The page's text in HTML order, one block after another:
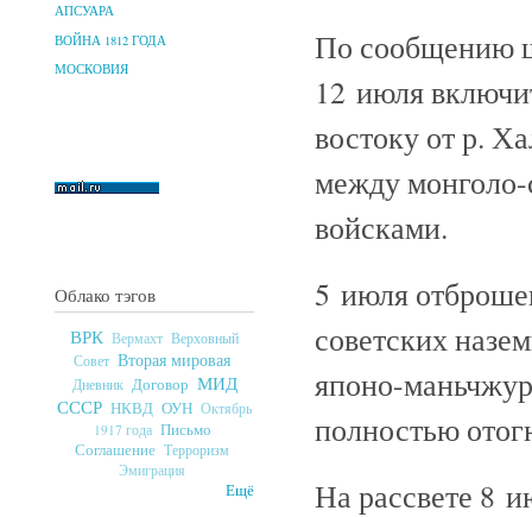
АПСУАРА
ВОЙНА 1812 ГОДА
МОСКОВИЯ
Облако тэгов
ВРК Вермахт Верховный
Совет Вторая мировая
Дневник Договор МИД
СССР НКВД ОУН Октябрь
1917 года Письмо
Соглашение Терроризм
Эмиграция
Ещё
По сообщению
12 июля
востоку от р.
между
войсками.
5 июля
советских
японо-
полностью
На рассвете 8